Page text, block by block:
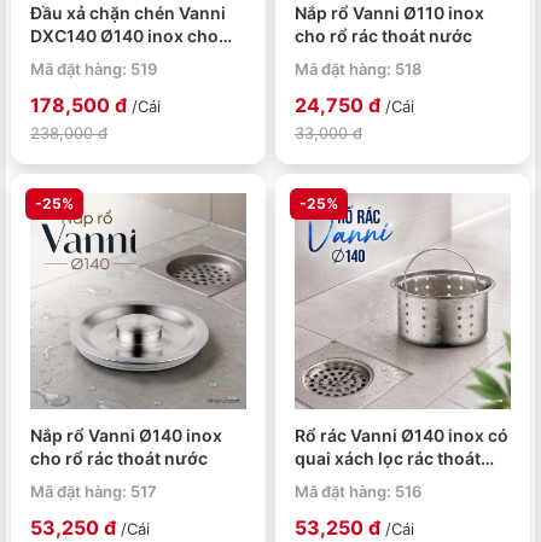
Đầu xả chặn chén Vanni
DXC140 Ø140 inox cho
chậu rửa
Mã đặt hàng: 519
178,500 đ /Cái
238,000 đ
Nắp rổ Vanni Ø110 inox
cho rổ rác thoát nước
Mã đặt hàng: 518
24,750 đ /Cái
33,000 đ
-25%
Nắp rổ Vanni Ø140 inox
cho rổ rác thoát nước
Mã đặt hàng: 517
53,250 đ /Cái
-25%
Rổ rác Vanni Ø140 inox có
quai xách lọc rác thoát
nước
Mã đặt hàng: 516
53,250 đ /Cái